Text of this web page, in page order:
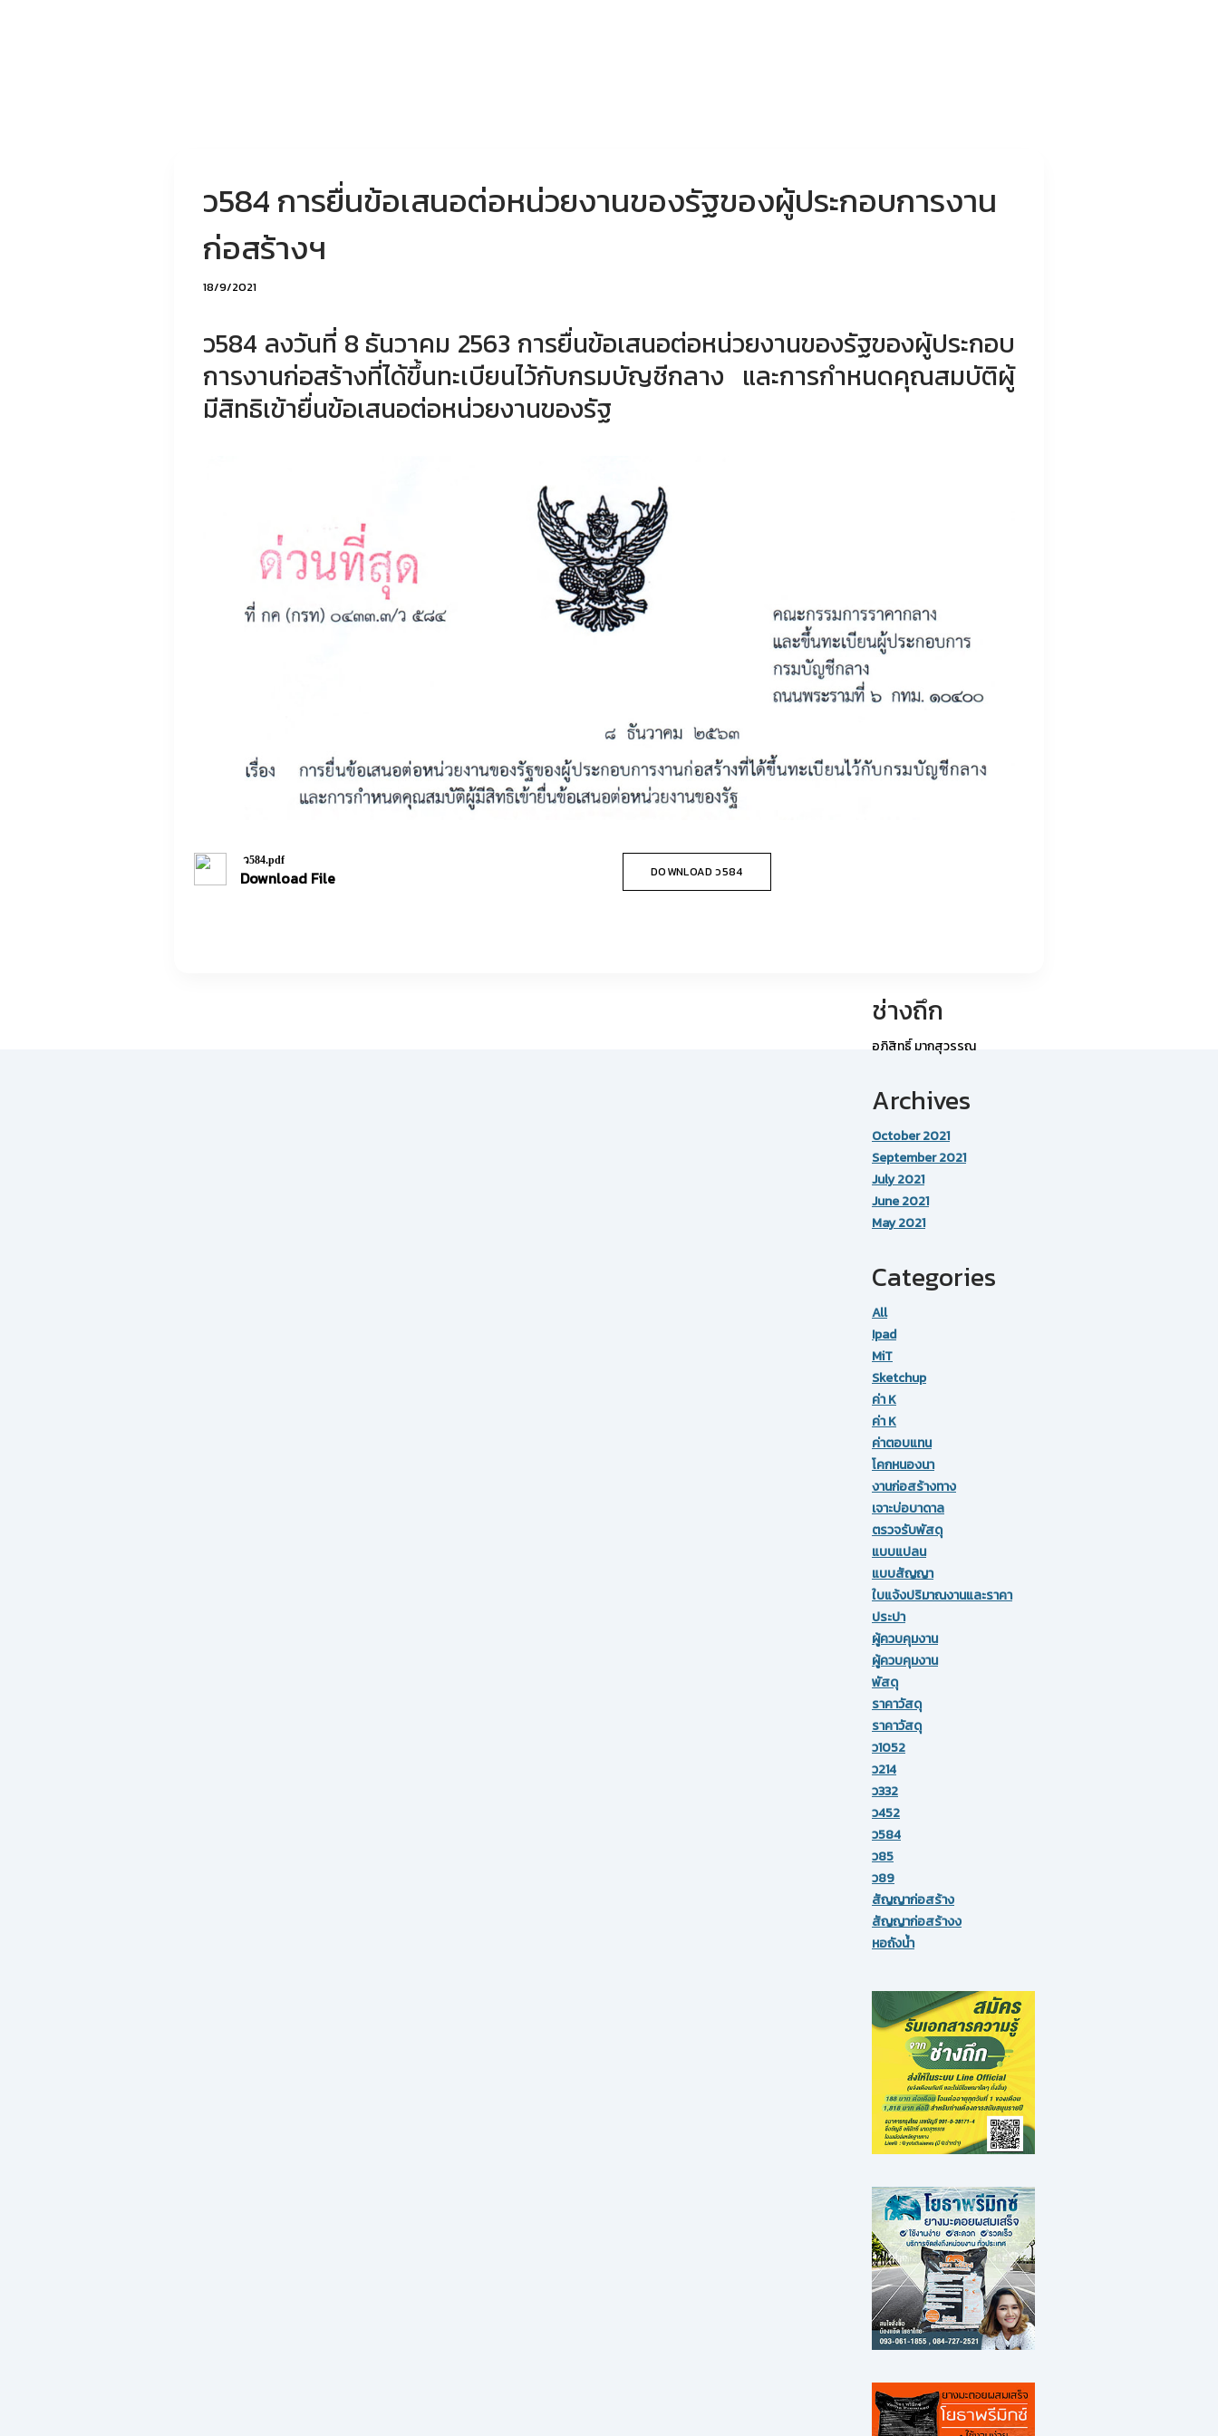
ว584 การยื่นข้อเสนอต่อหน่วยงานของรัฐของผู้ประกอบการงาน
ก่อสร้างฯ
18/9/2021
ว584 ลงวันที่ 8 ธันวาคม 2563 การยื่นข้อเสนอต่อหน่วยงานของรัฐของผู้ประกอบ
การงานก่อสร้างที่ได้ขึ้นทะเบียนไว้กับกรมบัญชีกลาง และการกำหนดคุณสมบัติผู้
มีสิทธิเข้ายื่นข้อเสนอต่อหน่วยงานของรัฐ
ว584.pdf
Download File DOWNLOAD ว584
ช่างถึก
อภิสิทธิ์ มากสุวรรณ
Archives
October 2021
September 2021
July 2021
June 2021
May 2021
Categories
All
Ipad
MiT
Sketchup
ค่า K
ค่า K
ค่าตอบแทน
โคกหนองนา
งานก่อสร้างทาง
เจาะบ่อบาดาล
ตรวจรับพัสดุ
แบบแปลน
แบบสัญญา
ใบแจ้งปริมาณงานและราคา
ประปา
ผู้ควบคุมงาน
ผู้ควบคุมงาน
พัสดุ
ราคาวัสดุ
ราคาวัสดุ
ว1052
ว214
ว332
ว452
ว584
ว85
ว89
สัญญาก่อสร้าง
สัญญาก่อสร้างง
หอถังน้ำ